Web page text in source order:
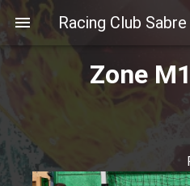
Racing Club Sabre
Zone